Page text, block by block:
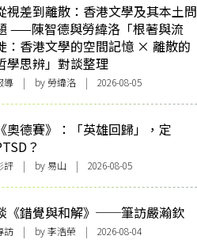
視差到離散：香港文學及其本土問
——陳智德與勞緯洛「根著與流
：香港文學的空間記憶 × 離散的
學思辨」對談整理
導 | by 勞緯洛 | 2026-08-05
《奧德賽》：「英雄回歸」，定
？
評 | by 易山 | 2026-08-05
《錯覺與和解》──筆訪嚴瀚欽
訪 | by 李浩榮 | 2026-08-04